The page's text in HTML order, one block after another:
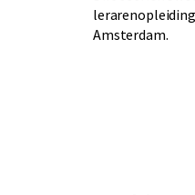
Amsterdam.